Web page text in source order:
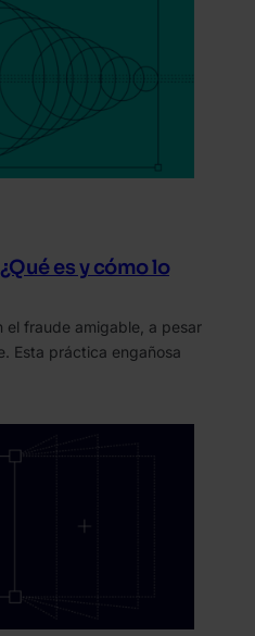
es y cómo lo
el fraude amigable, a pesar
Esta práctica engañosa